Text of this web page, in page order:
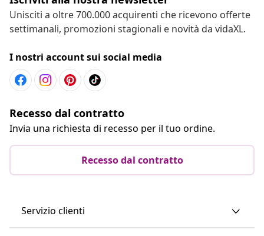
Unisciti a oltre 700.000 acquirenti che ricevono offerte
settimanali, promozioni stagionali e novità da vidaXL.
I nostri account sui social media
Recesso dal contratto
Invia una richiesta di recesso per il tuo ordine.
Recesso dal contratto
Servizio clienti